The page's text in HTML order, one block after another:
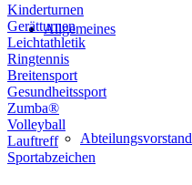
Allgemeines
Abteilungsvorstand
Kinderturnen
Gerätturnen
Leichtathletik
Ringtennis
Breitensport
Gesundheitssport
Zumba®
Volleyball
Lauftreff
Sportabzeichen